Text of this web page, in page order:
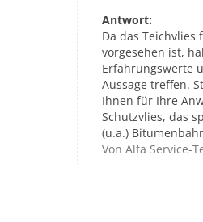
Antwort:
Da das
vorgesehen ist,
Erfahrungswerte
Aussage treffen.
Ihnen für Ihre
Schutzvlies, das
(u.a.)
Von Alfa Service-